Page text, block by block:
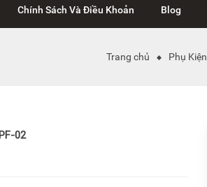
Chính Sách Và Điều Khoản Blog
Trang chủ Phụ Kiện
02